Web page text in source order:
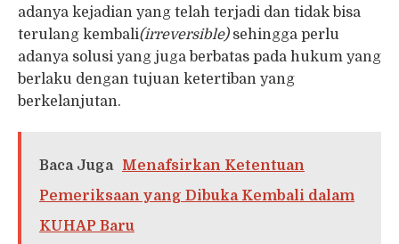
adanya kejadian yang telah terjadi dan tidak bisa
terulang kembali(irreversible) sehingga perlu
adanya solusi yang juga berbatas pada hukum yang
berlaku dengan tujuan ketertiban yang
berkelanjutan.
Baca Juga
Menafsirkan Ketentuan
Pemeriksaan yang Dibuka Kembali dalam
KUHAP Baru